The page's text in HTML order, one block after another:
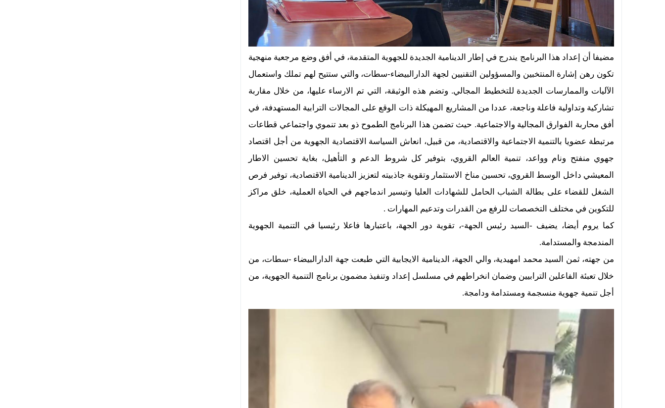
مضيفا أن إعداد هذا البرنامج يندرج في إطار الدينامية الجديدة للجهوية المتقدمة، في أفق وضع مرجعية منهجية
تكون رهن إشارة المنتخبين والمسؤولين التقنيين لجهة الدارالبيضاء-سطات، والتي ستتيح لهم تملك واستعمال
الآليات والممارسات الجديدة للتخطيط المجالي. وتضم هذه الوثيقة، التي تم الارساء عليها، من خلال مقاربة
تشاركية وتداولية فاعلة وناجعة، عددا من المشاريع المهيكلة ذات الوقع على المجالات الترابية المستهدفة، في
أفق محاربة الفوارق المجالية والاجتماعية. حيث تضمن هذا البرنامج الطموح ذو بعد تنموي واجتماعي قطاعات
مرتبطة عضويا بالتنمية الاجتماعية والاقتصادية، من قبيل، انعاش السياسة الاقتصادية الجهوية من أجل اقتصاد
جهوي منفتح ونام وواعد، تنمية العالم القروي، بتوفير كل شروط الدعم و التأهيل، بغاية تحسين الاطار
المعيشي داخل الوسط القروي، تحسين مناخ الاستثمار وتقوية جاذبيته لتعزيز الدينامية الاقتصادية، توفير فرص
الشغل للقضاء على بطالة الشباب الحامل للشهادات العليا وتيسير اندماجهم في الحياة العملية، خلق مراكز
للتكوين في مختلف التخصصات للرفع من القدرات وتدعيم المهارات .
كما يروم أيضا، يضيف -السيد رئيس الجهة-، تقوية دور الجهة، باعتبارها فاعلا رئيسيا في التنمية الجهوية
المندمجة والمستدامة.
من جهته، ثمن السيد محمد امهيدية، والي الجهة، الدينامية الايجابية التي طبعت جهة الدارالبيضاء -سطات، من
خلال تعبئة الفاعلين الترابيين وضمان انخراطهم في مسلسل إعداد وتنفيذ مضمون برنامج التنمية الجهوية، من
أجل تنمية جهوية منسجمة ومستدامة ودامجة.